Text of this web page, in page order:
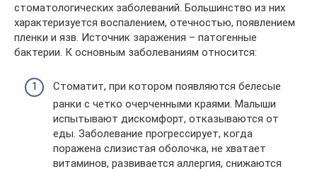
стоматологических заболеваний. Большинство из них
характеризуется воспалением, отечностью, появлением
пленки и язв. Источник заражения – патогенные
бактерии. К основным заболеваниям относится:
Стоматит, при котором появляются белесые
ранки с четко очерченными краями. Малыши
испытывают дискомфорт, отказываются от
еды. Заболевание прогрессирует, когда
поражена слизистая оболочка, не хватает
витаминов, развивается аллергия, снижаются